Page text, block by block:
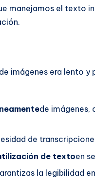
manejamos el texto
imágenes era lento y
de imágenes,
de
de textoen
la legibilidad